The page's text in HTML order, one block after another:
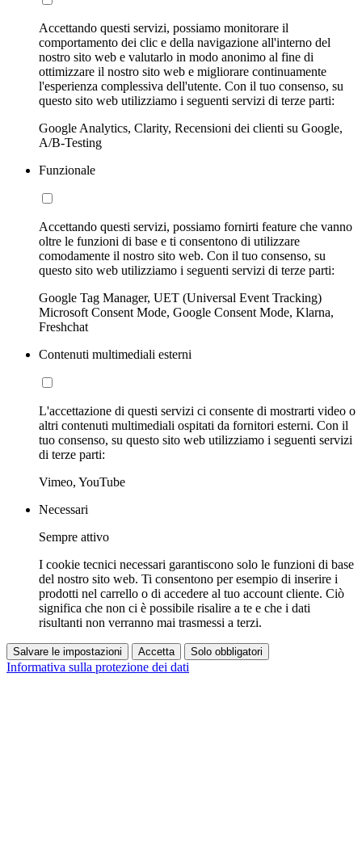
Accettando questi servizi, possiamo monitorare il
comportamento dei clic e della navigazione all'interno del
nostro sito web e valutarlo in modo anonimo al fine di
ottimizzare il nostro sito web e migliorare continuamente
l'esperienza complessiva dell'utente. Con il tuo consenso, su
questo sito web utilizziamo i seguenti servizi di terze parti:
Google Analytics, Clarity, Recensioni dei clienti su Google,
A/B-Testing
Funzionale
Accettando questi servizi, possiamo fornirti feature che vanno
oltre le funzioni di base e ti consentono di utilizzare
comodamente il nostro sito web. Con il tuo consenso, su
questo sito web utilizziamo i seguenti servizi di terze parti:
Google Tag Manager, UET (Universal Event Tracking)
Microsoft Consent Mode, Google Consent Mode, Klarna,
Freshchat
Contenuti multimediali esterni
L'accettazione di questi servizi ci consente di mostrarti video o
altri contenuti multimediali ospitati da fornitori esterni. Con il
tuo consenso, su questo sito web utilizziamo i seguenti servizi
di terze parti:
Vimeo, YouTube
Necessari
Sempre attivo
I cookie tecnici necessari garantiscono solo le funzioni di base
del nostro sito web. Ti consentono per esempio di inserire i
prodotti nel carrello o di accedere al tuo account cliente. Ciò
significa che non ci è possibile risalire a te e che i dati
risultanti non verranno mai trasmessi a terzi.
Salvare le impostazioni Accetta Solo obbligatori
Informativa sulla protezione dei dati